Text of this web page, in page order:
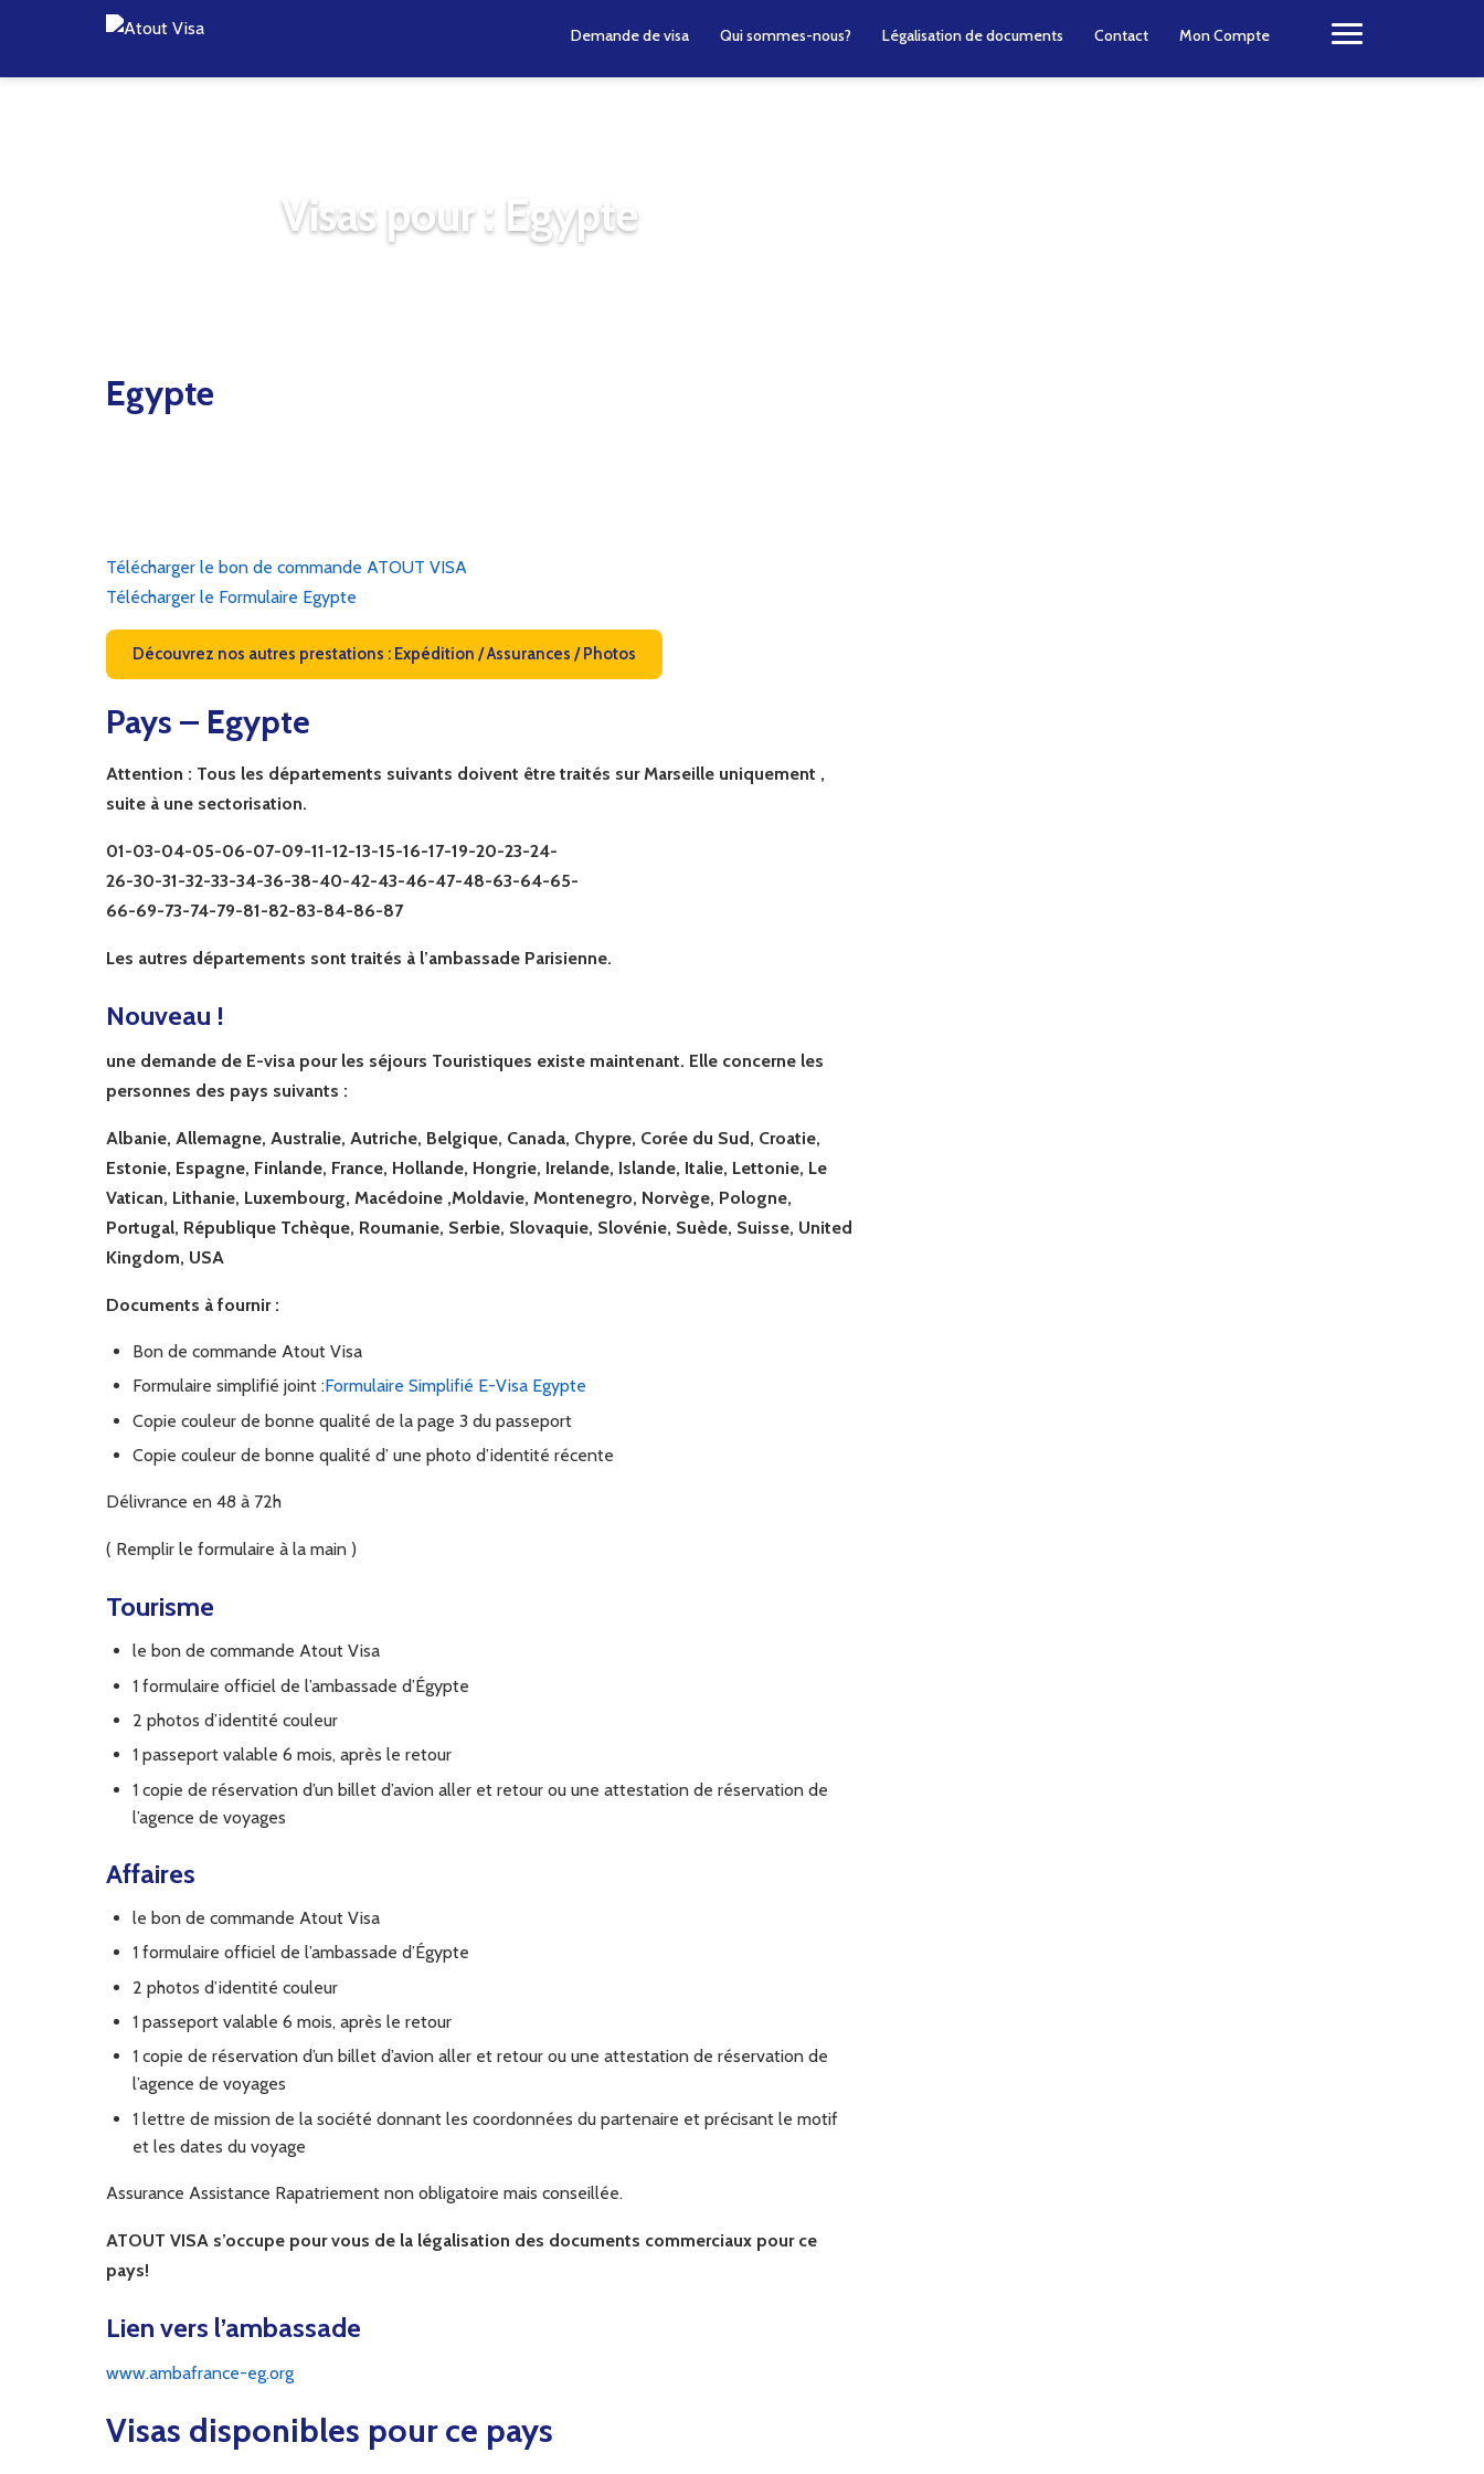
Demande de visa Qui sommes-nous? Légalisation de documents Contact Mon Compte
Visas pour : Egypte
Egypte
Télécharger le bon de commande ATOUT VISA
Télécharger le Formulaire Egypte
Découvrez nos autres prestations : Expédition / Assurances / Photos
Pays – Egypte
Attention : Tous les départements suivants doivent être traités sur Marseille uniquement ,
suite à une sectorisation.
01-03-04-05-06-07-09-11-12-13-15-16-17-19-20-23-24-
26-30-31-32-33-34-36-38-40-42-43-46-47-48-63-64-65-
66-69-73-74-79-81-82-83-84-86-87
Les autres départements sont traités à l’ambassade Parisienne.
Nouveau !
une demande de E-visa pour les séjours Touristiques existe maintenant. Elle concerne les
personnes des pays suivants :
Albanie, Allemagne, Australie, Autriche, Belgique, Canada, Chypre, Corée du Sud, Croatie,
Estonie, Espagne, Finlande, France, Hollande, Hongrie, Irelande, Islande, Italie, Lettonie, Le
Vatican, Lithanie, Luxembourg, Macédoine ,Moldavie, Montenegro, Norvège, Pologne,
Portugal, République Tchèque, Roumanie, Serbie, Slovaquie, Slovénie, Suède, Suisse, United
Kingdom, USA
Documents à fournir :
Bon de commande Atout Visa
Formulaire simplifié joint :Formulaire Simplifié E-Visa Egypte
Copie couleur de bonne qualité de la page 3 du passeport
Copie couleur de bonne qualité d’ une photo d’identité récente
Délivrance en 48 à 72h
( Remplir le formulaire à la main )
Tourisme
le bon de commande Atout Visa
1 formulaire officiel de l’ambassade d’Égypte
2 photos d’identité couleur
1 passeport valable 6 mois, après le retour
1 copie de réservation d’un billet d’avion aller et retour ou une attestation de réservation de
l’agence de voyages
Affaires
le bon de commande Atout Visa
1 formulaire officiel de l’ambassade d’Égypte
2 photos d’identité couleur
1 passeport valable 6 mois, après le retour
1 copie de réservation d’un billet d’avion aller et retour ou une attestation de réservation de
l’agence de voyages
1 lettre de mission de la société donnant les coordonnées du partenaire et précisant le motif
et les dates du voyage
Assurance Assistance Rapatriement non obligatoire mais conseillée.
ATOUT VISA s’occupe pour vous de la légalisation des documents commerciaux pour ce
pays!
Lien vers l’ambassade
www.ambafrance-eg.org
Visas disponibles pour ce pays